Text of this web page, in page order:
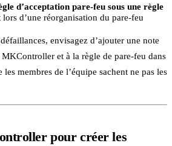
d’acceptation pare-feu sous une règle
d’une réorganisation du pare-feu
envisagez d’ajouter une note
et à la règle de pare-feu dans
membres de l’équipe sachent ne pas les
pour créer les